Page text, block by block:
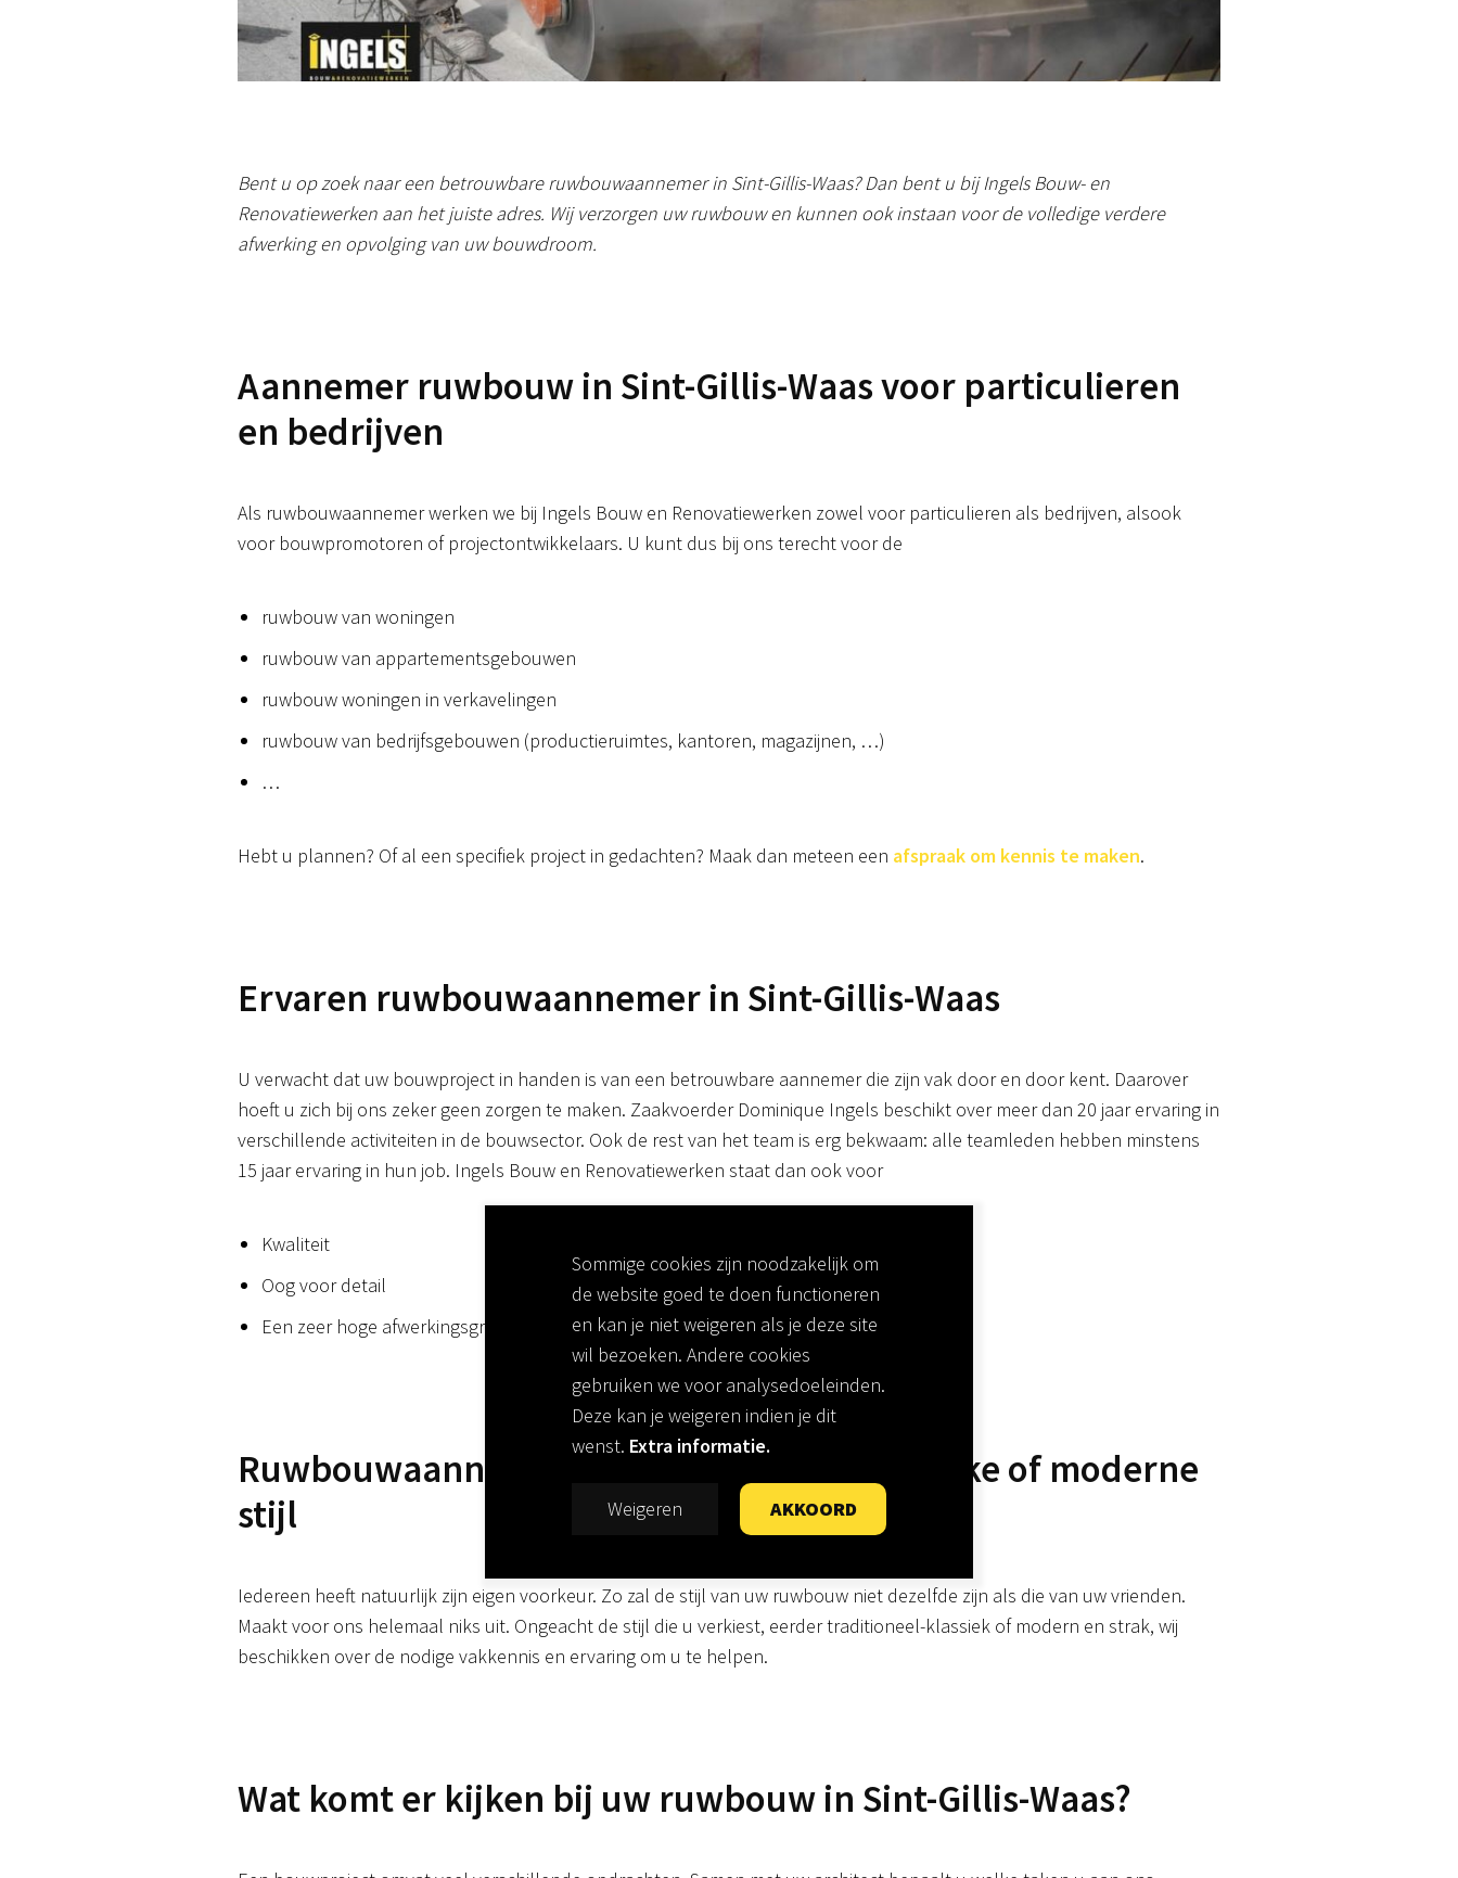
Sommige cookies zijn noodzakelijk om
de website goed te doen functioneren
en kan je niet weigeren als je deze site
wil bezoeken. Andere cookies
gebruiken we voor analysedoeleinden.
Deze kan je weigeren indien je dit
wenst. Extra informatie.
Weigeren AKKOORD
Bent u op zoek naar een betrouwbare ruwbouwaannemer in Sint-Gillis-Waas? Dan bent u bij Ingels Bouw- en
Renovatiewerken aan het juiste adres. Wij verzorgen uw ruwbouw en kunnen ook instaan voor de volledige verdere
afwerking en opvolging van uw bouwdroom.
Aannemer ruwbouw in Sint-Gillis-Waas voor particulieren
en bedrijven
Als ruwbouwaannemer werken we bij Ingels Bouw en Renovatiewerken zowel voor particulieren als bedrijven, alsook
voor bouwpromotoren of projectontwikkelaars. U kunt dus bij ons terecht voor de
ruwbouw van woningen
ruwbouw van appartementsgebouwen
ruwbouw woningen in verkavelingen
ruwbouw van bedrijfsgebouwen (productieruimtes, kantoren, magazijnen, …)
…
Hebt u plannen? Of al een specifiek project in gedachten? Maak dan meteen een afspraak om kennis te maken.
Ervaren ruwbouwaannemer in Sint-Gillis-Waas
U verwacht dat uw bouwproject in handen is van een betrouwbare aannemer die zijn vak door en door kent. Daarover
hoeft u zich bij ons zeker geen zorgen te maken. Zaakvoerder Dominique Ingels beschikt over meer dan 20 jaar ervaring in
verschillende activiteiten in de bouwsector. Ook de rest van het team is erg bekwaam: alle teamleden hebben minstens
15 jaar ervaring in hun job. Ingels Bouw en Renovatiewerken staat dan ook voor
Kwaliteit
Oog voor detail
Een zeer hoge afwerkingsgraad
Ruwbouwaannemer Sint-Gillis-Waas: klassieke of moderne
stijl
Iedereen heeft natuurlijk zijn eigen voorkeur. Zo zal de stijl van uw ruwbouw niet dezelfde zijn als die van uw vrienden.
Maakt voor ons helemaal niks uit. Ongeacht de stijl die u verkiest, eerder traditioneel-klassiek of modern en strak, wij
beschikken over de nodige vakkennis en ervaring om u te helpen.
Wat komt er kijken bij uw ruwbouw in Sint-Gillis-Waas?